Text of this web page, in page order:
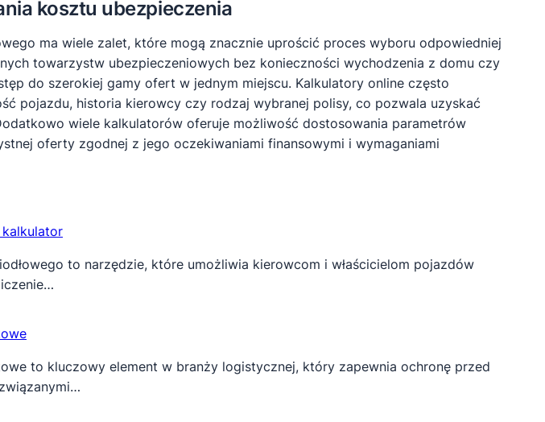
kosztu ubezpieczenia
ma wiele zalet, które mogą znacznie uprościć proces wyboru odpowiedniej
towarzystw ubezpieczeniowych bez konieczności wychodzenia z domu czy
do szerokiej gamy ofert w jednym miejscu. Kalkulatory online często
pojazdu, historia kierowcy czy rodzaj wybranej polisy, co pozwala uzyskać
wiele kalkulatorów oferuje możliwość dostosowania parametrów
oferty zgodnej z jego oczekiwaniami finansowymi i wymaganiami
kalkulator
to narzędzie, które umożliwia kierowcom i właścicielom pojazdów
to kluczowy element w branży logistycznej, który zapewnia ochronę przed